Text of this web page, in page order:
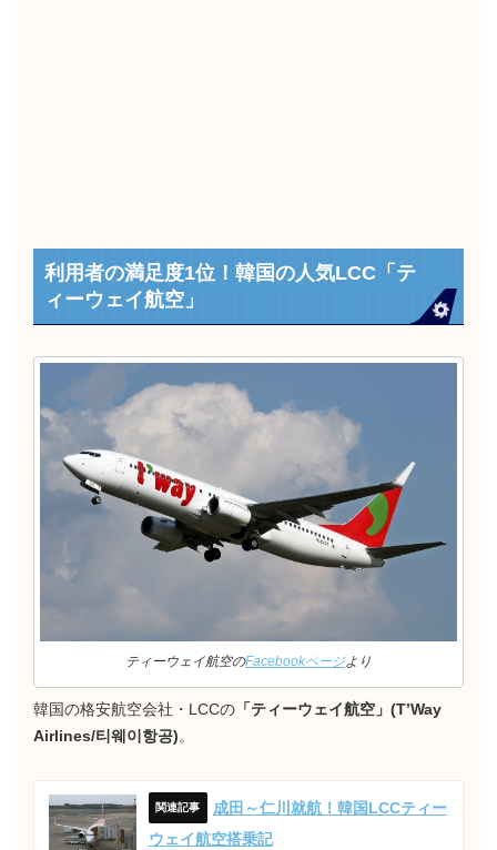
利用者の満足度1位！韓国の人気LCC「テ
ィーウェイ航空」
ティーウェイ航空のFacebookページより
韓国の格安航空会社・LCCの 「ティーウェイ航空」(T’Way
Airlines/티웨이항공)。
成田～仁川就航！韓国LCCティー
ウェイ航空搭乗記